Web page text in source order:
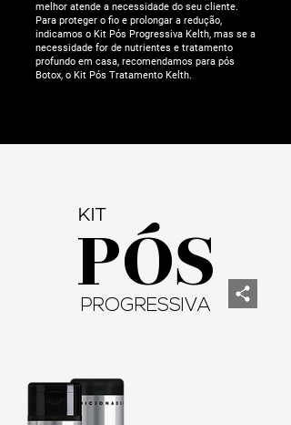
melhor atende a necessidade do seu cliente.
Para proteger o fio e prolongar a redução,
indicamos o Kit Pós Progressiva Kelth, mas se a
necessidade for de nutrientes e tratamento
profundo em casa, recomendamos para pós
Botox, o Kit Pós Tratamento Kelth.
KIT
PÓS
PROGRESSIVA